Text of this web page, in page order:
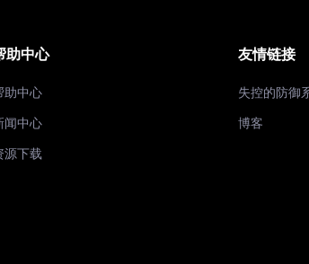
助中心
助中心
闻中心
源下载
友情链接
失控的防御
博客